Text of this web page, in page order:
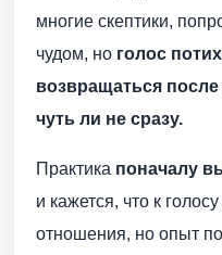
многие скептики,
чудом, но голос
возвращаться
чуть ли не сразу.
Практика поначалу
и кажется, что к
отношения, но опыт